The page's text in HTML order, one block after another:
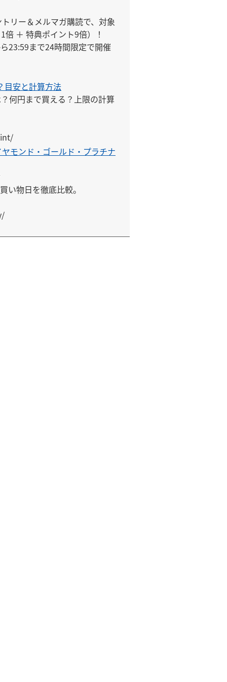
リー＆メルマガ購読で、対象
＋ 特典ポイント9倍）！
23:59まで24時間限定で開催
目安と計算方法
何円まで買える？上限の計算
モンド・ゴールド・プラチナ
い物日を徹底比較。